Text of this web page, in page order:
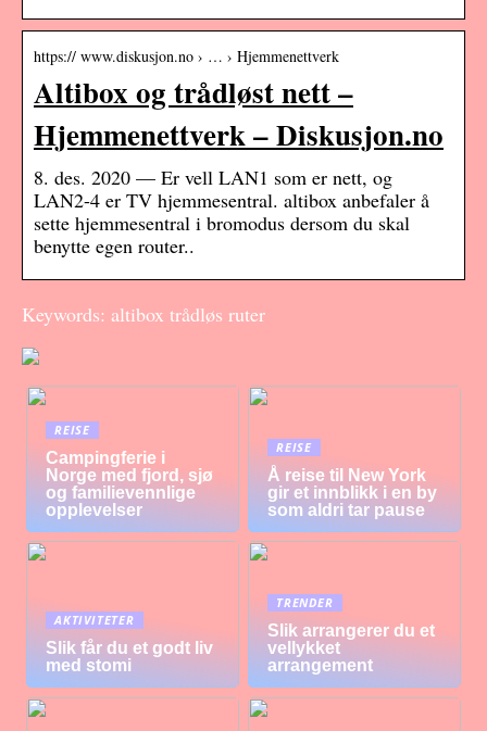
https:// www.diskusjon.no › … › Hjemmenettverk
Altibox og trådløst nett –
Hjemmenettverk – Diskusjon.no
8. des. 2020 — Er vell LAN1 som er nett, og
LAN2-4 er TV hjemmesentral. altibox anbefaler å
sette hjemmesentral i bromodus dersom du skal
benytte egen router..
Keywords: altibox trådløs ruter
REISE
Campingferie i
Norge med fjord, sjø
og familievennlige
opplevelser
REISE
Å reise til New York
gir et innblikk i en by
som aldri tar pause
AKTIVITETER
Slik får du et godt liv
med stomi
TRENDER
Slik arrangerer du et
vellykket
arrangement